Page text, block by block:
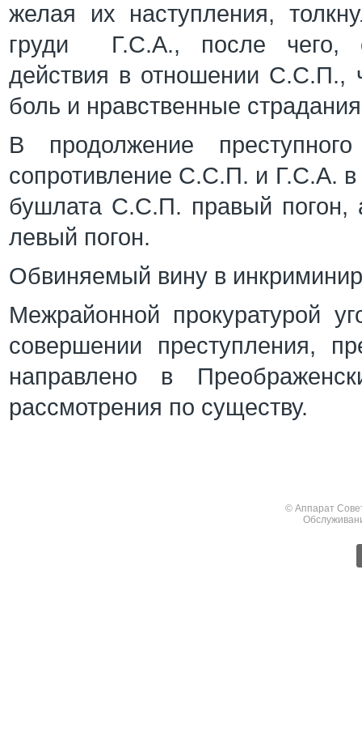
желая их наступления,
груди Г.С.А., после чего,
действия в отношении С.С.П.,
боль и нравственные
В продолжение
сопротивление С.С.П. и Г.С.А.
бушлата С.С.П. правый погон,
левый погон.
Обвиняемый вину в
Межрайонной прокуратурой
совершении преступления,
направлено в
рассмотрения по существу.
© Аппарат